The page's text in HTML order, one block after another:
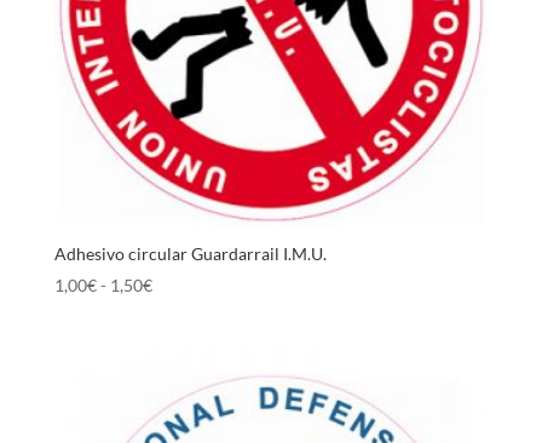
Adhesivo circular Guardarrail I.M.U.
1,00€- 1,50€Rango
1,00€
hasta